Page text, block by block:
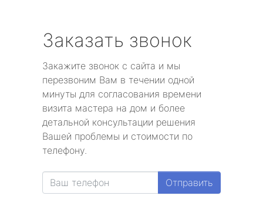
Заказать звонок
Закажите звонок с сайта и мы
перезвоним Вам в течении одной
минуты для согласования времени
визита мастера на дом и более
детальной консультации решения
Вашей проблемы и стоимости по
телефону.
Отправить